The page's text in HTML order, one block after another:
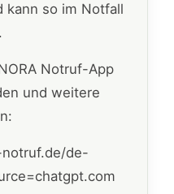
kann so im Notfall
Notruf-App
und weitere
de-